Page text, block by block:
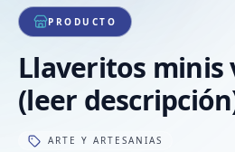
PRODUCTO
Llaveritos minis
(leer
ARTE Y ARTESANIAS